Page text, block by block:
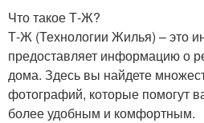
Что такое Т-Ж?
Т-Ж (Технологии Жилья) – это
предоставляет информацию о
дома. Здесь вы найдете
фотографий, которые помогут
более удобным и комфортным.